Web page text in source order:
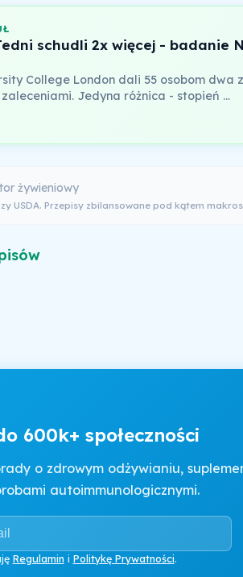
schudli 2x więcej - badanie
College London dali 55 osobom dwa
Jedyna różnica - stopień …
żywieniowy
USDA. Przepisy zbilansowane pod kątem
600k+ społeczności
o zdrowym odżywianiu,
autoimmunologicznymi.
Regulamin i Politykę Prywatności.